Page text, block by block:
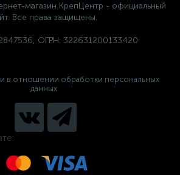
магазин КрепЦентр - официальный
Все права защищены.
ОГРН: 322631200133420
в отношении обработки персональных
данных